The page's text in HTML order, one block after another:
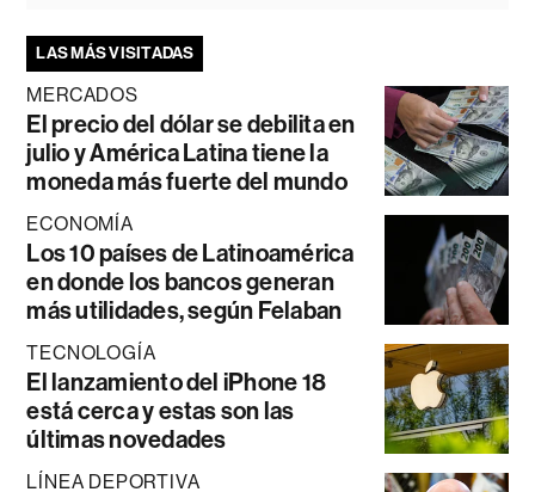
LAS MÁS VISITADAS
MERCADOS
El precio del dólar se debilita en
julio y América Latina tiene la
moneda más fuerte del mundo
ECONOMÍA
Los 10 países de Latinoamérica
en donde los bancos generan
más utilidades, según Felaban
TECNOLOGÍA
El lanzamiento del iPhone 18
está cerca y estas son las
últimas novedades
LÍNEA DEPORTIVA